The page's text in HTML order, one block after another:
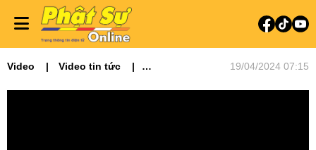
Video
Video tin tức
19/04/2024 07:15